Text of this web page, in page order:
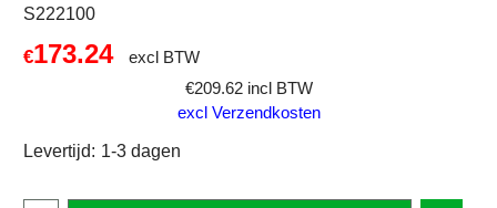
S222100
€173.24
excl BTW
€209.62 incl BTW
excl Verzendkosten
Levertijd: 1-3 dagen